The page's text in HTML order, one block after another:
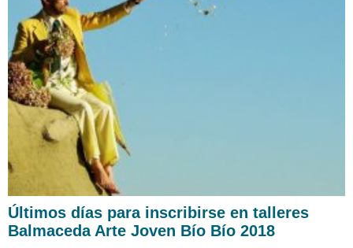
Últimos días para inscribirse en talleres
Balmaceda Arte Joven Bío Bío 2018